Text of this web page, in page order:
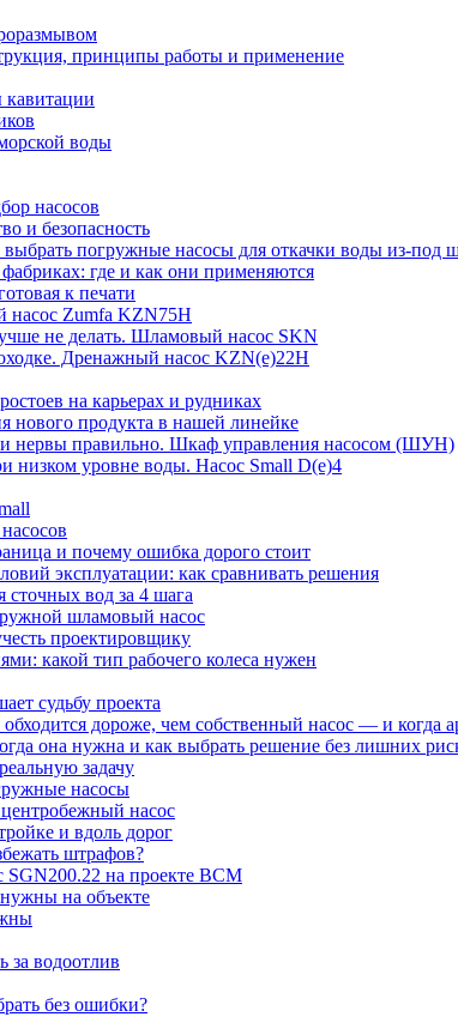
принципы работы и применение
воды
насосов
и безопасность
погружные насосы для откачки воды из-под
где и как они применяются
к печати
насос Zumfa KZN75H
не делать. Шламовый насос SKN
Дренажный насос KZN(e)22H
на карьерах и рудниках
нового продукта в нашей линейке
нервы правильно. Шкаф управления насосом (ШУН)
низком уровне воды. Насос Small D(e)4
и почему ошибка дорого стоит
эксплуатации: как сравнивать решения
вод за 4 шага
шламовый насос
проектировщику
какой тип рабочего колеса нужен
судьбу проекта
дороже, чем собственный насос — и когда
она нужна и как выбрать решение без лишних
задачу
насосы
насос
и вдоль дорог
штрафов?
SGN200.22 на проекте ВСМ
на объекте
за водоотлив
без ошибки?